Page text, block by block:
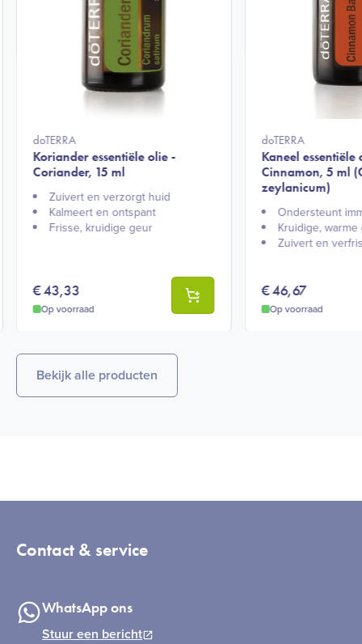
doTERRA
Koriander essentiële olie -
Coriander, 15 ml
Zuivert en verzorgt huid​
Kalmeert en ontspant​
Frisse, kruidige geur​
€43,33
Op voorraad
doTERRA
Kaneel essentiële
Cinnamon, 5 ml
zeylanicum)
Ondersteunt
Kruidige,
Zuivert en
€46,67
Op voorraad
Bekijk alle producten
Contact & service
WhatsApp ons
Stuur een bericht